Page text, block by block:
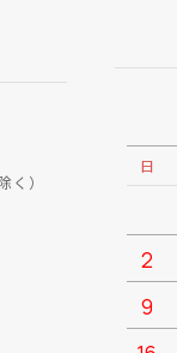
く）
日
2
9